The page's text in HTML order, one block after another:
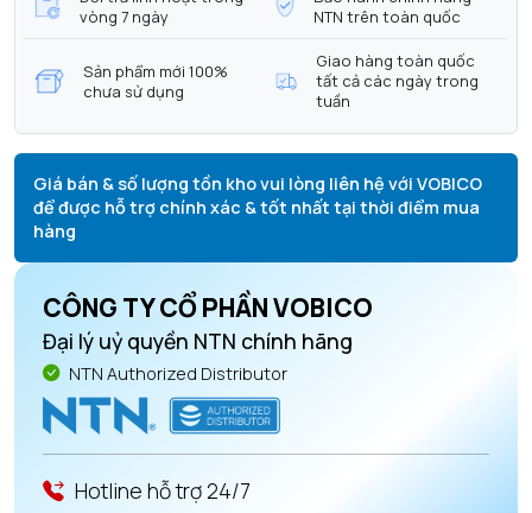
vòng 7 ngày
NTN trên toàn quốc
Sản phẩm mới 100%
chưa sử dụng
Giao hàng toàn quốc
tất cả các ngày trong
tuần
Giá bán & số lượng tồn kho vui lòng liên hệ với VOBICO
để được hỗ trợ chính xác & tốt nhất tại thời điểm mua
hàng
CÔNG TY CỔ PHẦN VOBICO
Đại lý uỷ quyền NTN chính hãng
NTN Authorized Distributor
Hotline hỗ trợ 24/7